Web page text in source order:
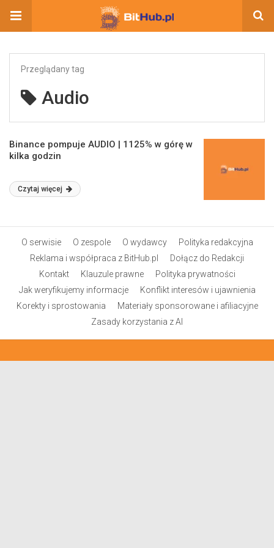
Przeglądany tag
Audio
Binance pompuje AUDIO | 1125% w górę w
kilka godzin
Czytaj więcej
O serwisie O zespole O wydawcy
Polityka redakcyjna
Reklama i współpraca z BitHub.pl
Dołącz do Redakcji
Kontakt
Klauzule prawne
Polityka prywatności
Jak weryfikujemy informacje
Konflikt interesów i ujawnienia
Korekty i sprostowania
Materiały sponsorowane i afiliacyjne
Zasady korzystania z AI